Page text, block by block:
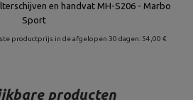
en handvat MH-S206 - Marbo
Sport
productprijs in de afgelopen 30 dagen: 54,00 €
producten